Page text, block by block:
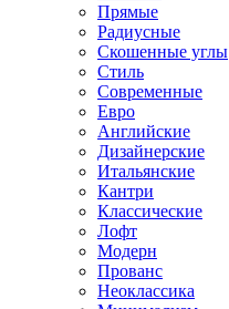
Прямые
Радиусные
Скошенные углы
Стиль
Современные
Евро
Английские
Дизайнерские
Итальянские
Кантри
Классические
Лофт
Модерн
Прованс
Неоклассика